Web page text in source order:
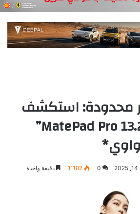
محدودة: استكشف
ميزات جهاز MatePad Pro 13.2”
0 1٬182 دقيقة واحدة